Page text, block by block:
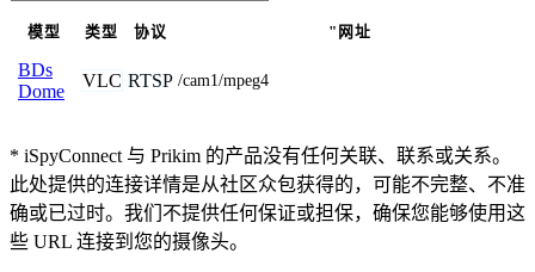
模型 类型 协议 "网址
BDs
Dome
VLC RTSP /cam1/mpeg4
* iSpyConnect 与 Prikim 的产品没有任何关联、联系或关系。
此处提供的连接详情是从社区众包获得的，可能不完整、不准
确或已过时。我们不提供任何保证或担保，确保您能够使用这
些 URL 连接到您的摄像头。